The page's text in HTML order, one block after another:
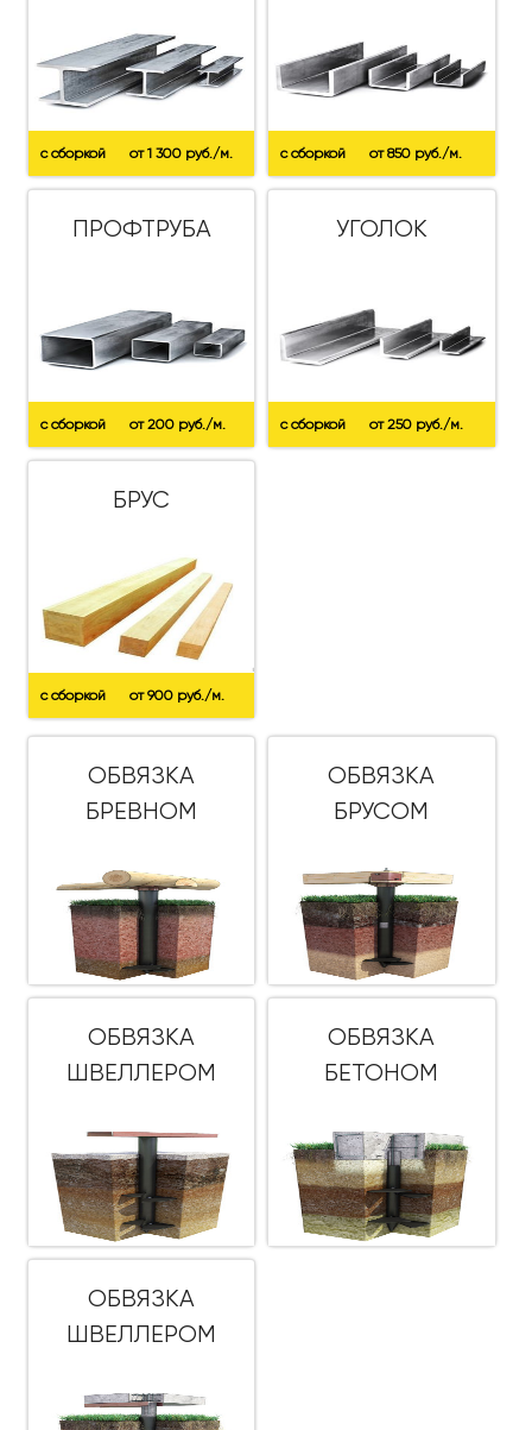
с сборкой от 1 300 руб./м. с сборкой от 850 руб./м.
ПРОФТРУБА
с сборкой от 200 руб./м.
УГОЛОК
с сборкой от 250 руб./м.
БРУС
с сборкой от 900 руб./м.
ОБВЯЗКА
БРЕВНОМ
ОБВЯЗКА
БРУСОМ
ОБВЯЗКА
ШВЕЛЛЕРОМ
ОБВЯЗКА
БЕТОНОМ
ОБВЯЗКА
ШВЕЛЛЕРОМ